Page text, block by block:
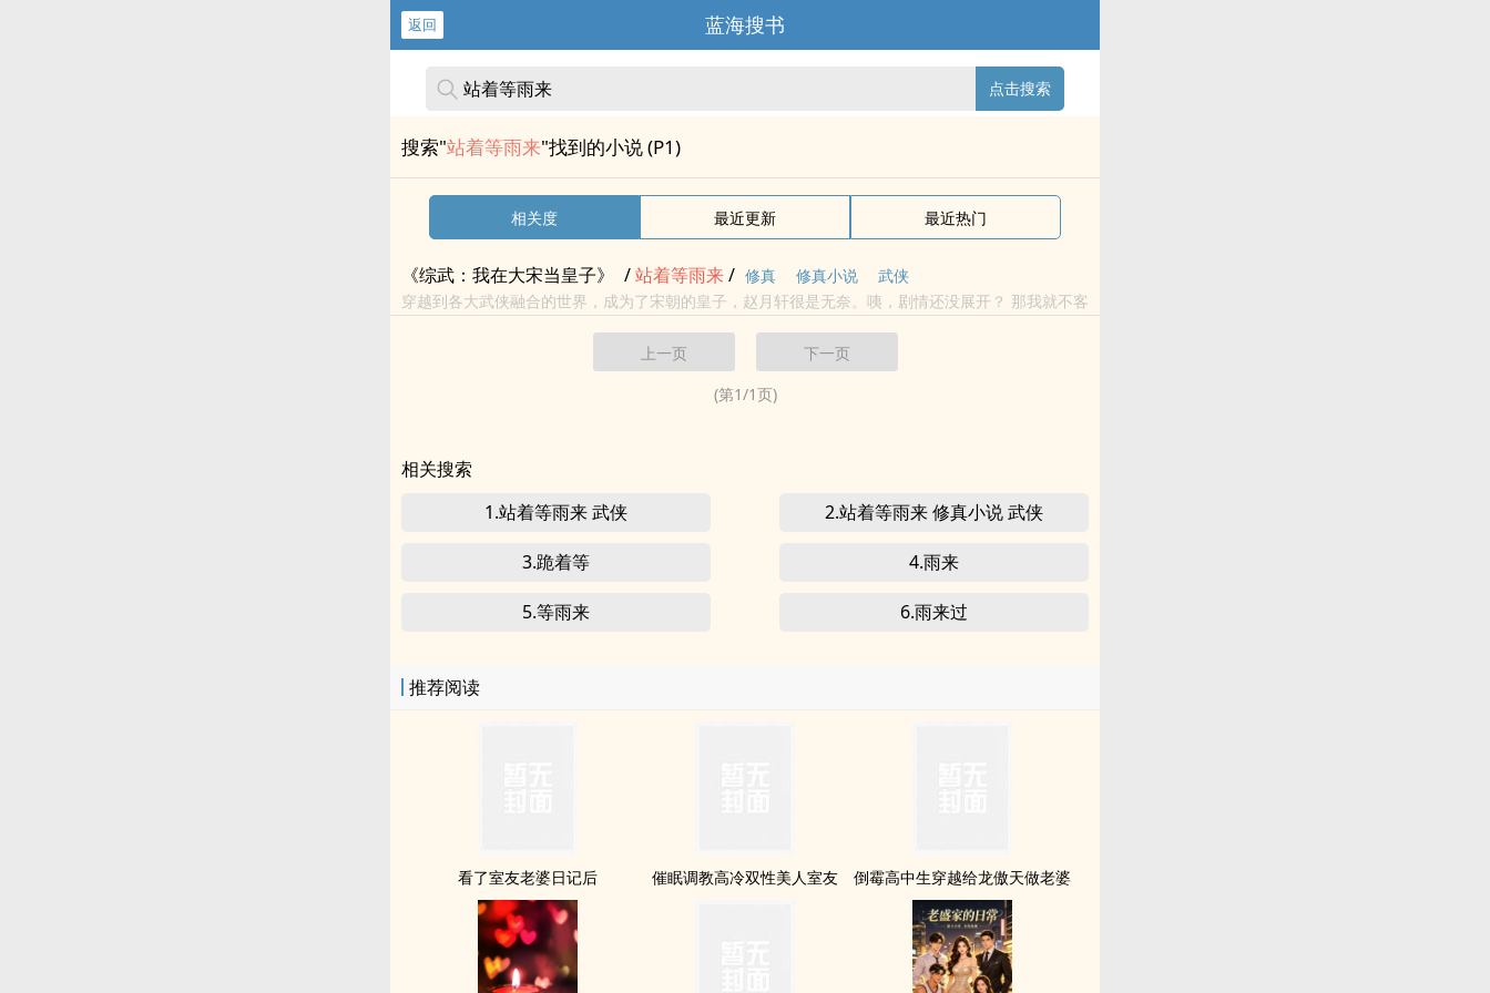
返回 蓝海搜书
点击搜索
搜索"站着等雨来"找到的小说 (P1)
相关度 最近更新 最近热门
《综武：我在大宋当皇子》 /站着等雨来/ 修真 修真小说
武侠
穿越到各大武侠融合的世界，成为了宋朝的皇子，赵月轩很是无奈。咦，剧情还没展开？ 那我就不客
气了。九阳神功，九阴真经，神照经，六脉神剑……都是我的。 无忌别慌，本皇子这里有一本九阳
上一页
下一页
(第1/1页)
相关搜索
1.站着等雨来 武侠
2.站着等雨来 修真小说 武侠
3.跪着等 4.雨来
5.等雨来 6.雨来过
推荐阅读
看了室友老婆日记后 催眠调教高冷双性美人室友 倒霉高中生穿越给龙傲天做老婆